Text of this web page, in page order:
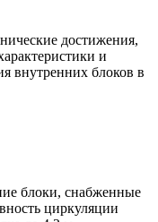
достижения,
и
внутренних блоков в
блоки, снабженные
циркуляции